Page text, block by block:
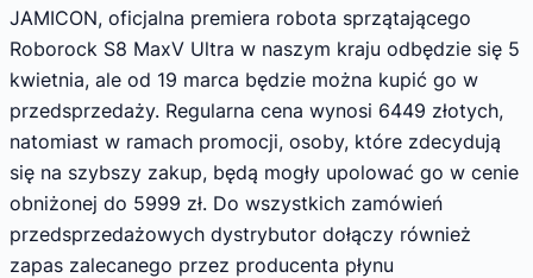
JAMICON, oficjalna premiera robota sprzątającego
Roborock S8 MaxV Ultra w naszym kraju odbędzie się 5
kwietnia, ale od 19 marca będzie można kupić go w
przedsprzedaży. Regularna cena wynosi 6449 złotych,
natomiast w ramach promocji, osoby, które zdecydują
się na szybszy zakup, będą mogły upolować go w cenie
obniżonej do 5999 zł. Do wszystkich zamówień
przedsprzedażowych dystrybutor dołączy również
zapas zalecanego przez producenta płynu